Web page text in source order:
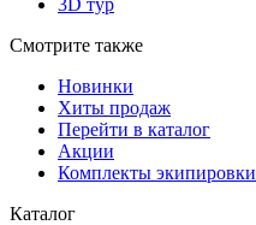
3D тур
Смотрите также
Новинки
Хиты продаж
Перейти в каталог
Акции
Комплекты экипировки
Каталог